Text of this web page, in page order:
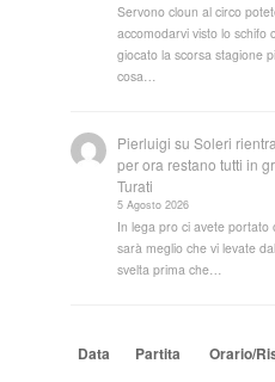
Servono cloun al circo
accomodarvi visto lo schifo
giocato la scorsa stagione
cosa…
Pierluigi suSoleri
per ora restano tutti in
Turati
5 Agosto 2026
In lega pro ci avete portato
sarà meglio che vi levate
svelta prima che…
Data Partita Orario/